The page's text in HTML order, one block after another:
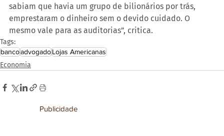
sabiam que havia um grupo de bilionários por trás,
emprestaram o dinheiro sem o devido cuidado. O
mesmo vale para as auditorias”, critica.
Tags:
bancoadvogadoLojas Americanas
Economia
Publicidade